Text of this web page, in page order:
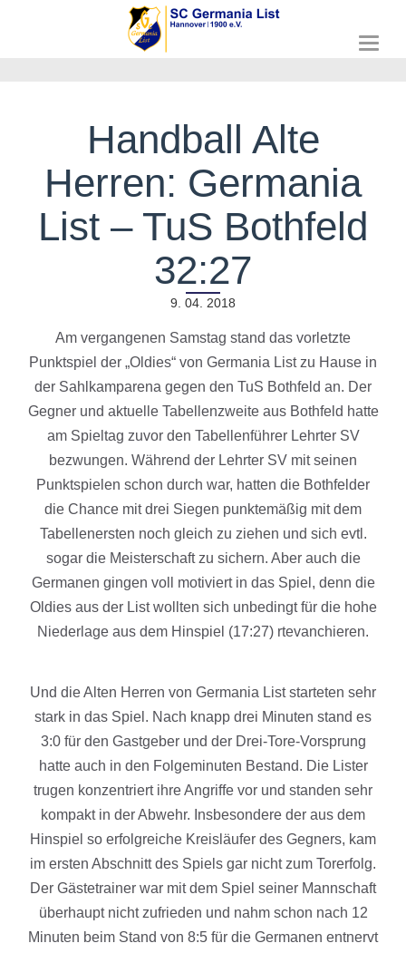
T
Handball Alte
Herren: Germania
List – TuS Bothfeld
32:27
9. 04. 2018
Am vergangenen Samstag stand das vorletzte
Punktspiel der „Oldies“ von Germania List zu Hause in
der Sahlkamparena gegen den TuS Bothfeld an. Der
Gegner und aktuelle Tabellenzweite aus Bothfeld hatte
am Spieltag zuvor den Tabellenführer Lehrter SV
bezwungen. Während der Lehrter SV mit seinen
Punktspielen schon durch war, hatten die Bothfelder
die Chance mit drei Siegen punktemäßig mit dem
Tabellenersten noch gleich zu ziehen und sich evtl.
sogar die Meisterschaft zu sichern. Aber auch die
Germanen gingen voll motiviert in das Spiel, denn die
Oldies aus der List wollten sich unbedingt für die hohe
Niederlage aus dem Hinspiel (17:27) rtevanchieren.
Und die Alten Herren von Germania List starteten sehr
stark in das Spiel. Nach knapp drei Minuten stand es
3:0 für den Gastgeber und der Drei-Tore-Vorsprung
hatte auch in den Folgeminuten Bestand. Die Lister
trugen konzentriert ihre Angriffe vor und standen sehr
kompakt in der Abwehr. Insbesondere der aus dem
Hinspiel so erfolgreiche Kreisläufer des Gegners, kam
im ersten Abschnitt des Spiels gar nicht zum Torerfolg.
Der Gästetrainer war mit dem Spiel seiner Mannschaft
überhaupt nicht zufrieden und nahm schon nach 12
Minuten beim Stand von 8:5 für die Germanen entnervt